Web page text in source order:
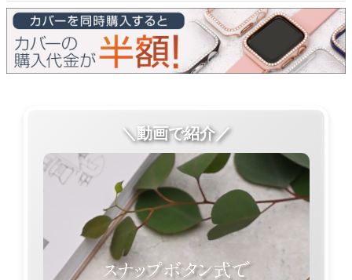
＼動画で紹介／